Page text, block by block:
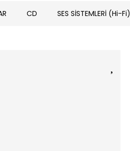
CD SES SİSTEMLERİ (Hi-Fi)